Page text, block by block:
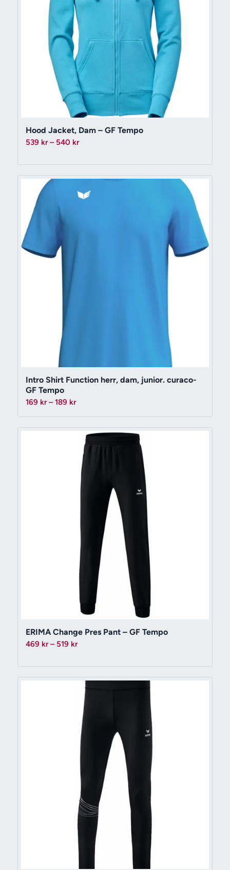
Hood Jacket, Dam – GF Tempo
539 kr – 540 krPrisintervall:
till
540 kr
Intro Shirt Function herr, dam, junior. curaco-
GF Tempo
169 kr – 189 krPrisintervall:
till
189 kr
ERIMA Change Pres Pant – GF Tempo
469 kr – 519 krPrisintervall:
till
519 kr